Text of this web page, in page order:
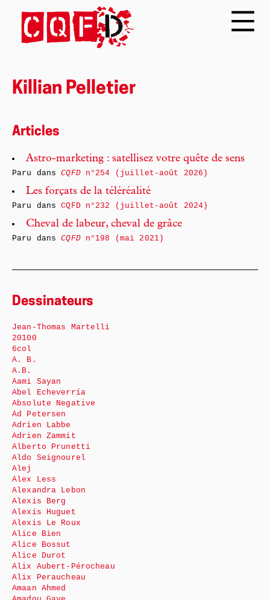
Killian Pelletier
Articles
Astro-marketing : satellisez votre quête de sens
Paru dansCQFDn°254 (juillet-août 2026)
Les forçats de la téléréalité
Paru dansCQFD n°232 (juillet-août 2024)
Cheval de labeur, cheval de grâce
Paru dansCQFDn°198 (mai 2021)
Dessinateurs
Jean-Thomas Martelli
20100
6col
A. B.
A.B.
Aami Sayan
Abel Echeverría
Absolute Negative
Ad Petersen
Adrien Labbe
Adrien Zammit
Alberto Prunetti
Aldo Seignourel
Alej
Alex Less
Alexandra Lebon
Alexis Berg
Alexis Huguet
Alexis Le Roux
Alice Bien
Alice Bossut
Alice Durot
Alix Aubert-Pérocheau
Alix Peraucheau
Amaan Ahmed